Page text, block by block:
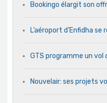
Bookingo élargit son
L’aéroport d’Enfidha
GTS programme un vol
Nouvelair: ses projets